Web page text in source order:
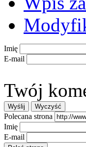
Imię
E-mail
Twój
Polecana strona
Imię
E-mail